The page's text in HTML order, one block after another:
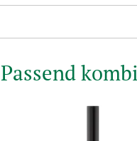
Passend